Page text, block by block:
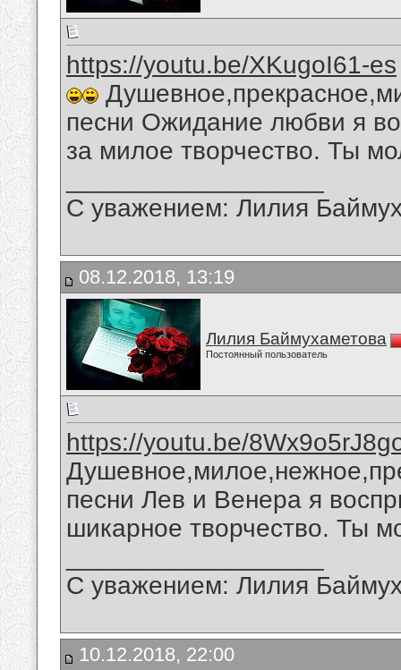
https://youtu.be/XKugoI61-es
песни Ожидание любви я
за милое творчество. Ты
С уважением: Лилия
08.12.2018, 13:19
Лилия Баймухаметова
Постоянный пользователь
https://youtu.be/
песни Лев и Венера я
шикарное творчество. Ты
С уважением: Лилия
10.12.2018, 22:00